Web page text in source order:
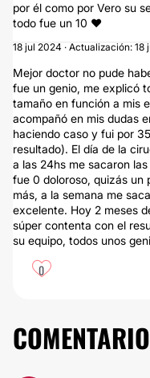
por él como por Vero su
todo fue un 10 ♥️
18 jul 2024 · Actualización: 18
Mejor doctor no pude
fue un genio, me explicó
tamaño en función a mis
acompañó en mis dudas
haciendo caso y fui por
resultado). El día de la
a las 24hs me sacaron
fue 0 doloroso, quizás un
más, a la semana me
excelente. Hoy 2 meses
súper contenta con el
su equipo, todos unos
0